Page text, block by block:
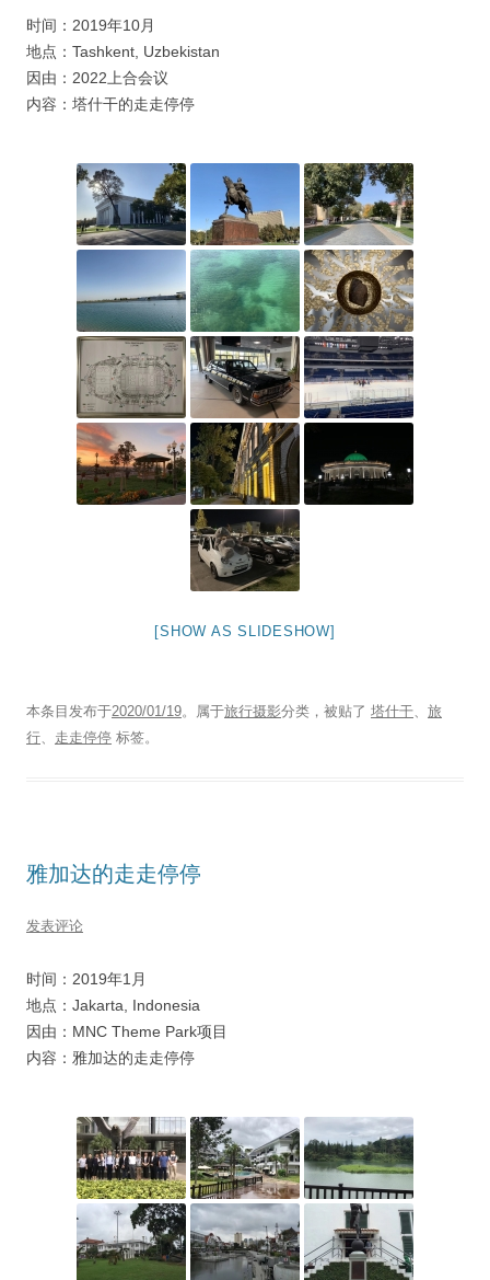
时间：2019年10月
地点：Tashkent, Uzbekistan
因由：2022上合会议
内容：塔什干的走走停停
[SHOW AS SLIDESHOW]
本条目发布于2020/01/19。属于旅行摄影分类，被贴了 塔什干、 旅
行、 走走停停 标签。
雅加达的走走停停
发表评论
时间：2019年1月
地点：Jakarta, Indonesia
因由：MNC Theme Park项目
内容：雅加达的走走停停